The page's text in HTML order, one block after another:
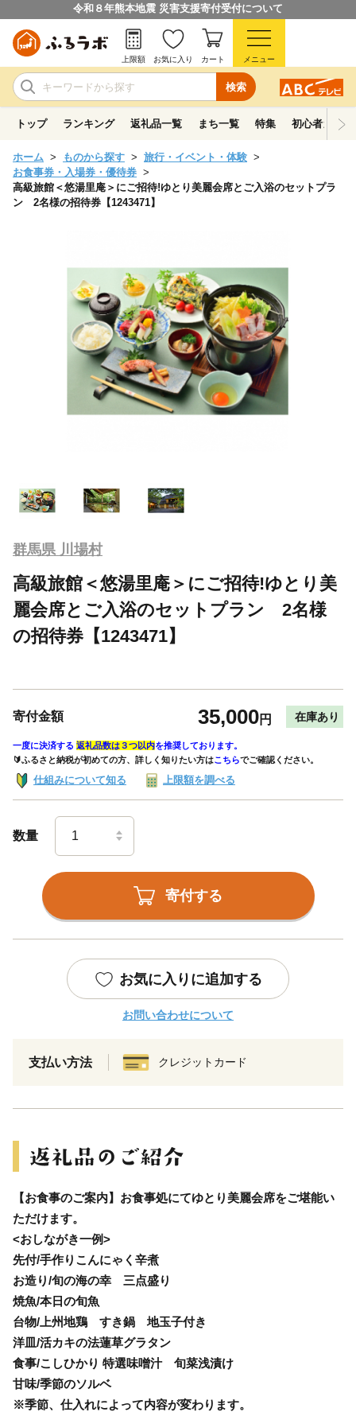
令和８年熊本地震 災害支援寄付受付について
検索
上限額 お気に入り カート メニュー
トップ ランキング 返礼品一覧 まち一覧 特集 初心者ガイド
ホーム ものから探す
旅行・イベント・体験
お食事券・入場券・優待券
高級旅館＜悠湯里庵＞にご招待!ゆとり美麗会席とご入浴のセットプラ
ン 2名様の招待券【1243471】
群馬県 川場村
高級旅館＜悠湯里庵＞にご招待!ゆとり美
麗会席とご入浴のセットプラン 2名様
の招待券【1243471】
寄付金額 35,000円 在庫あり
一度に決済する 返礼品数は３つ以内を推奨しております。
🔰ふるさと納税が初めての方、詳しく知りたい方はこちらでご確認ください。
仕組みについて知る 上限額を調べる
数量
寄付する
お気に入りに追加する
お問い合わせについて
支払い方法 クレジットカード
【お食事のご案内】お食事処にてゆとり美麗会席をご堪能い
ただけます。
<おしながき一例>
先付/手作りこんにゃく辛煮
お造り/旬の海の幸 三点盛り
焼魚/本日の旬魚
台物/上州地鶏 すき鍋 地玉子付き
洋皿/活カキの法蓮草グラタン
食事/こしひかり 特選味噌汁 旬菜浅漬け
甘味/季節のソルベ
※季節、仕入れによって内容が変わります。